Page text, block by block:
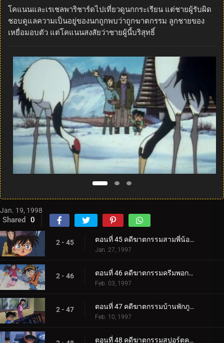
โคแนนและเรเชลพาริชาร์ดไปเที่ยวดูนกกระเรียน แต่ชายผู้รับผิด
ชอบดูแลความเป็นอยู่ของนกถูกพบว่าถูกฆาตกรรม ลูกชายของ
เหยื่อมอบตัว แต่โคแนนสงสัยว่าชายผู้นี้บริสุทธิ์
Jan. 19, 1998
Shared 0
2 - 45 ตอนที่ 45 คดีฆาตกรรมสามพี่น้องฮอตตะ
Jan. 27, 1997
2 - 46 ตอนที่ 46 คดีฆาตกรรมครีมพอกหน้า
Feb. 03, 1997
2 - 47 ตอนที่ 47 คดีฆาตกรรมบ้านพักภูเขาหิมะ
Feb. 10, 1997
ตอนที่ 48 คดีฆาตกรรมสปอร์ตคลับ